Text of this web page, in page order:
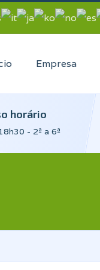
Empresa
horário
- 2ª a 6ª